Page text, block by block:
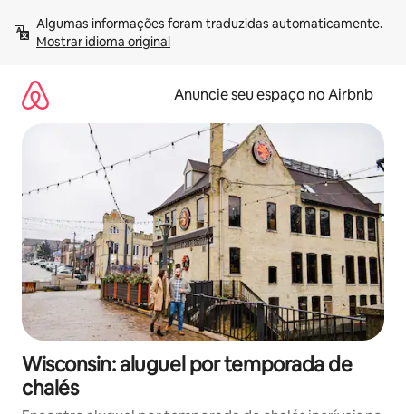
para
Mostrar idioma original
Anuncie seu espaço no Airbnb
Wisconsin: aluguel por temporada de
chalés